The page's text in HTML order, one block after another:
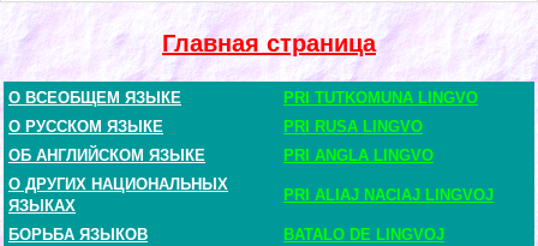
Главная страница
О ВСЕОБЩЕМ ЯЗЫКЕ
PRI TUTKOMUNA LINGVO
О РУССКОМ ЯЗЫКЕ
PRI RUSA LINGVO
ОБ АНГЛИЙСКОМ ЯЗЫКЕ
PRI ANGLA LINGVO
О ДРУГИХ НАЦИОНАЛЬНЫХ
ЯЗЫКАХ
PRI ALIAJ NACIAJ LINGVOJ
БОРЬБА ЯЗЫКОВ
BATALO DE LINGVOJ